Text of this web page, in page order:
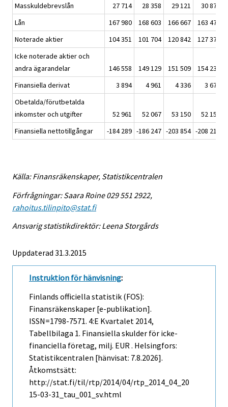
Masskuldebrevslån
27 714 28 358 29 121
30 874
Lån
167 980 168 603 166 667 163 472
Noterade aktier
104 351 101 704 120 842 127 379
Icke noterade aktier och
andra ägarandelar
146 558 149 129 151 509 154 232
Finansiella derivat
3 894 4 961 4 336
3 679
Obetalda/förutbetalda
inkomster och utgifter
52 961 52 067 53 150
52 158
Finansiella nettotillgångar
-184 289 -186 247 -203 854 -208 215
Källa: Finansräkenskaper, Statistikcentralen
Förfrågningar: Saara Roine 029 551 2922,
rahoitus.tilinpito@stat.fi
Ansvarig statistikdirektör: Leena Storgårds
Uppdaterad 31.3.2015
Instruktion för hänvisning:
Finlands officiella statistik (FOS):
Finansräkenskaper [e-publikation].
ISSN=1798-7571. 4:e Kvartalet 2014,
Tabellbilaga 1. Finansiella skulder för icke-
financiella företag, milj. EUR . Helsingfors:
Statistikcentralen [hänvisat: 7.8.2026].
Åtkomstsätt:
http://stat.fi/til/rtp/2014/04/rtp_2014_04_20
15-03-31_tau_001_sv.html